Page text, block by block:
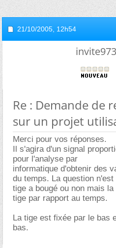
21/10/2005, 12h54
Re : Demande de
sur un projet
Merci pour vos réponses.
Il s'agira d'un signal
pour l'analyse par
informatique d'obtenir des
du temps. La question
tige a bougé ou non mais
tige par rapport au temps.
La tige est fixée par le bas
bas.